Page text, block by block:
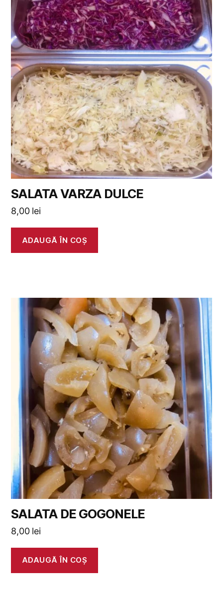
SALATA VARZA DULCE
8,00 lei
ADAUGĂ ÎN COȘ
SALATA DE GOGONELE
8,00 lei
ADAUGĂ ÎN COȘ